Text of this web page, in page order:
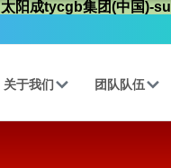
太阳成tycgb集团(中国)-
关于我们 团队队伍